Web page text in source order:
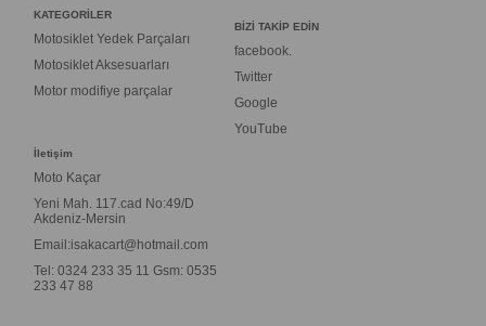
KATEGORİLER
Motosiklet Yedek Parçaları
Motosiklet Aksesuarları
Motor modifiye parçalar
BİZİ TAKİP EDİN
facebook.
Twitter
Google
YouTube
İletişim
Moto Kaçar
Yeni Mah. 117.cad No:49/D
Akdeniz-Mersin
Email:isakacart@hotmail.com
Tel: 0324 233 35 11 Gsm: 0535
233 47 88